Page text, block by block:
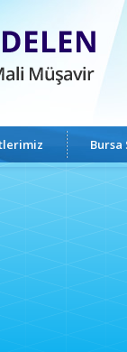
Bursa